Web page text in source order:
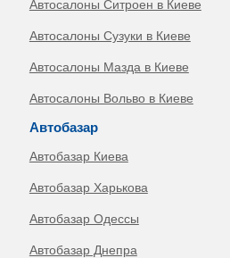
Автосалоны Ситроен в Киеве
Автосалоны Сузуки в Киеве
Автосалоны Мазда в Киеве
Автосалоны Вольво в Киеве
Автобазар
Автобазар Киева
Автобазар Харькова
Автобазар Одессы
Автобазар Днепра